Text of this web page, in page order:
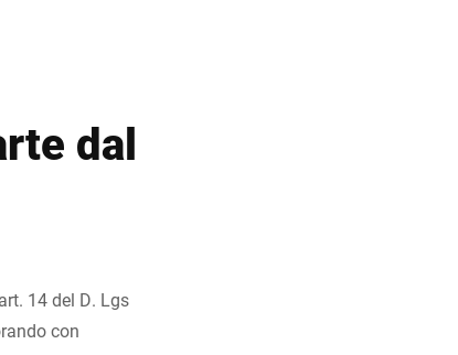
dal
14 del D. Lgs
con